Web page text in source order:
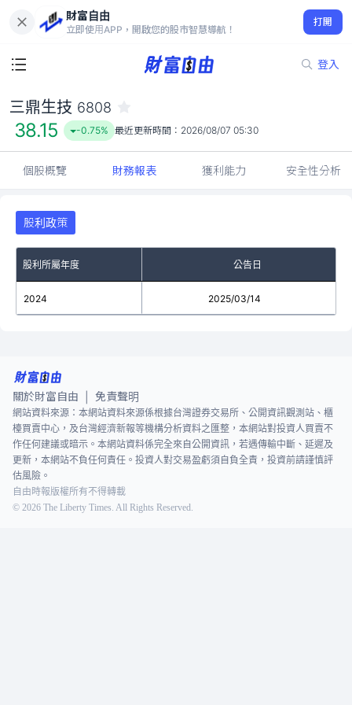
財富自由
立即使用APP，開啟您的股市智慧導航！
打開
登入
38.15
-0.75%
三鼎生技 6808
38.15 -0.75% 最近更新時間： 2026/08/07 05:30
個股概覽 財務報表 獲利能力 安全性分析
股利政策
股利所屬年度 公告日
2024 2025/03/14
關於財富自由 免責聲明
網站資料來源：本網站資料來源係根據台灣證券交易所、公開資訊觀測站、櫃
檯買賣中心，及台灣經濟新報等機構分析資料之匯整，本網站對投資人買賣不
作任何建議或暗示。本網站資料係完全來自公開資訊，若遇傳輸中斷、延遲及
更新，本網站不負任何責任。投資人對交易盈虧須自負全責，投資前請謹慎評
估風險。
自由時報版權所有不得轉載
© 2026 The Liberty Times. All Rights Reserved.